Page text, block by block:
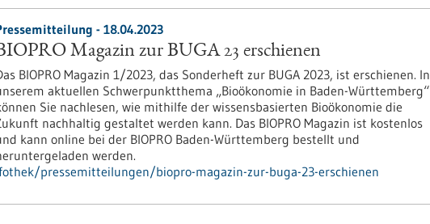
- 18.04.2023
Magazin zur BUGA 23 erschienen
BIOPRO Magazin 1/2023, das Sonderheft zur BUGA 2023, ist erschienen. In
aktuellen Schwerpunktthema „Bioökonomie in Baden-Württemberg“
Sie nachlesen, wie mithilfe der wissensbasierten Bioökonomie die
nachhaltig gestaltet werden kann. Das BIOPRO Magazin ist kostenlos
kann online bei der BIOPRO Baden-Württemberg bestellt und
werden.
pressemitteilungen/biopro-magazin-zur-buga-23-erschienen